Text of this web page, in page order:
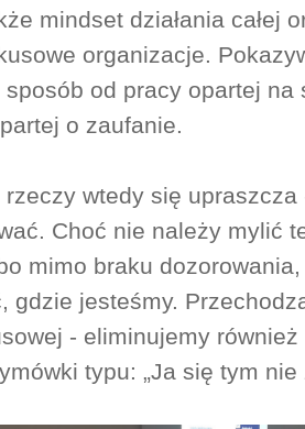
mindset działania całej
organizacje.
sposób od pracy opartej
o zaufanie.
rzeczy wtedy się
Choć nie należy mylić
mimo braku
gdzie jesteśmy.
- eliminujemy
typu: „Ja się tym nie